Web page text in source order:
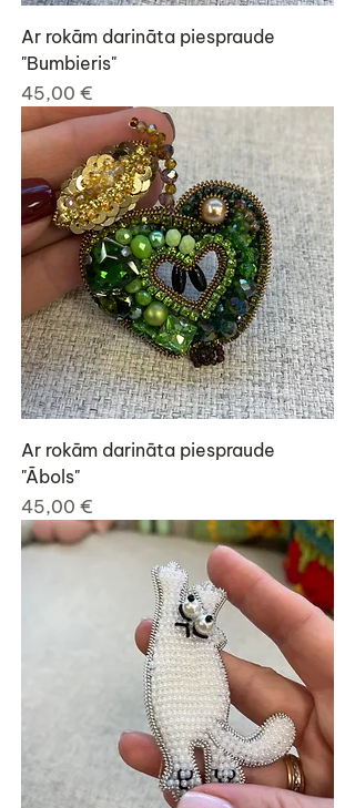
Ar rokām darināta piespraude
"Bumbieris"
Cena
45,00 €
Ar rokām darināta piespraude
"Ābols"
Cena
45,00 €